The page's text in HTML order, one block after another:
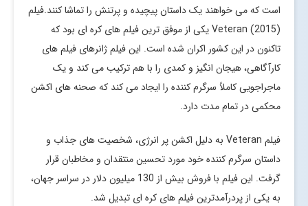
است که می خواهند یک داستان پیچیده و پرتنش را تماشا کنند.فیلم
Veteran (2015) یکی از موفق ترین فیلم های کره ای بود که
تاکنون در این کشور اکران شده است. این فیلم ژانرهای فیلم های
کارآگاهی، هیجان انگیز و کمدی را با هم ترکیب می کند و یک
ماجراجویی کاملاً سرگرم کننده را ایجاد می کند که صحنه های اکشن
محکمی در تمام مدت دارد.
فیلم Veteran به دلیل اکشن پر انرژی، شخصیت های جذاب و
داستان سرگرم کننده خود مورد تحسین منتقدان و مخاطبان قرار
گرفت. این فیلم با فروش بیش از 130 میلیون دلار در سراسر جهان،
به یکی از پردرآمدترین فیلم های کره ای تبدیل شد.